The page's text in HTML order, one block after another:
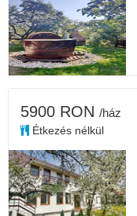
5900 RON /ház
Étkezés nélkül